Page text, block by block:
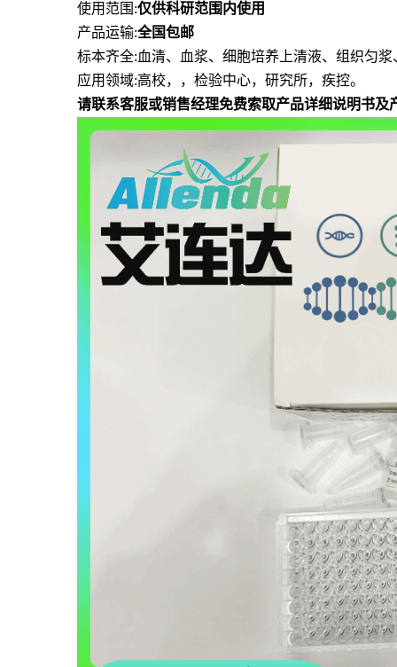
使用范围 :仅供科研范围内使用
产品运输:全国包邮
标本齐全:血清、血浆、细胞培养上清液、组织匀
应用领域:高校，，检验中心，研究所，疾控。
请联系客服或销售经理免费索取产品详细说明书及